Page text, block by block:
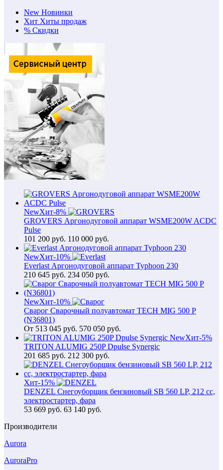
New Новинки
Хит Хиты продаж
% Скидки
NewХит-8%
GROVERS Аргонодуговой аппарат WSME200W ACDC
Pulse
101 200 руб. 110 000 руб.
NewХит-10%
Everlast Аргонодуговой аппарат Typhoon 230
210 645 руб. 234 050 руб.
NewХит-10%
Сварог Сварочный полуавтомат TECH MIG 500 P
(N36801)
От 513 045 руб. 570 050 руб.
NewХит-5%
TRITON ALUMIG 250P Dpulse Synergic
201 685 руб. 212 300 руб.
Хит-15%
DENZEL Снегоуборщик бензиновый SB 560 LP, 212 cc,
электростартер, фара
53 669 руб. 63 140 руб.
Производители
Aurora
AuroraPro